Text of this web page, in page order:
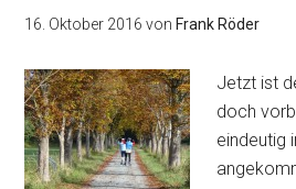
16. Oktober 2016 von Frank Röder
Jetzt ist
doch
eindeutig